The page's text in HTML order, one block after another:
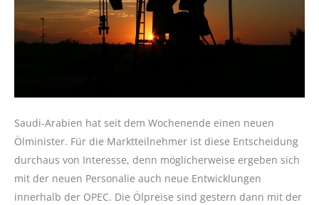
Saudi-Arabien hat seit dem Wochenende einen neuen
Ölminister. Für die Marktteilnehmer ist diese Entscheidung
durchaus von Interesse, denn möglicherweise ergeben sich
mit der neuen Personalie auch neue Entwicklungen
innerhalb der OPEC. Die Ölpreise sind gestern dann mit der